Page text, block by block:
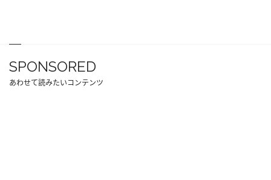
SPONSORED
あわせて読みたいコンテンツ